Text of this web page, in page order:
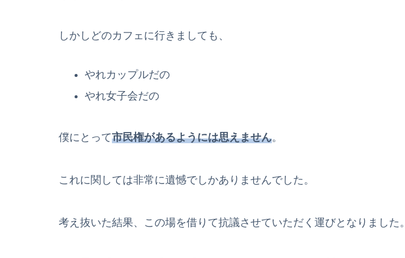
しかしどのカフェに行きましても、
やれカップルだの
やれ女子会だの
僕にとって市民権があるようには思えません。
これに関しては非常に遺憾でしかありませんでした。
考え抜いた結果、この場を借りて抗議させていただく運びとなりました。